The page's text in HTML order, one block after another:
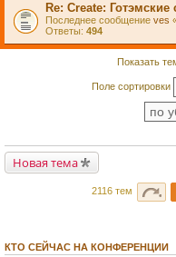
Re: Create: Готэмские
Последнее сообщение ves
Ответы: 494
Показать
Поле сортировки
Новая тема
2116 тем
КТО СЕЙЧАС НА КОНФЕРЕНЦИИ